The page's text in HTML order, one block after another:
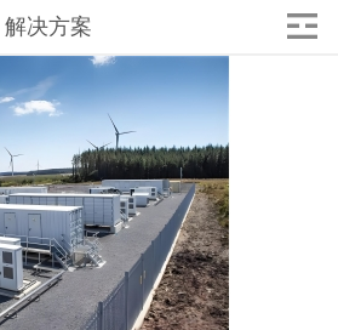
解决方案